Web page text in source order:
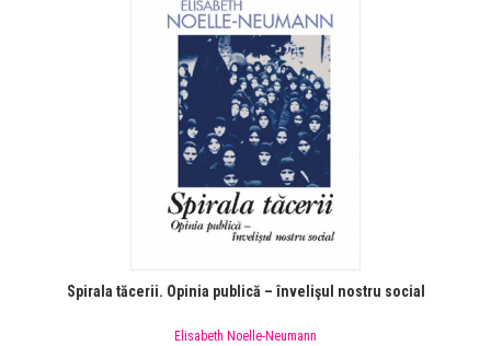
Spirala tăcerii. Opinia publică – învelişul nostru social
Elisabeth Noelle-Neumann